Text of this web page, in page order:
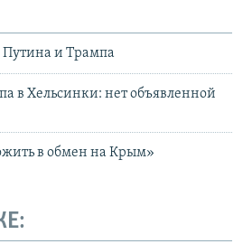
Путина и Трампа
в Хельсинки: нет объявленной
в обмен на Крым»